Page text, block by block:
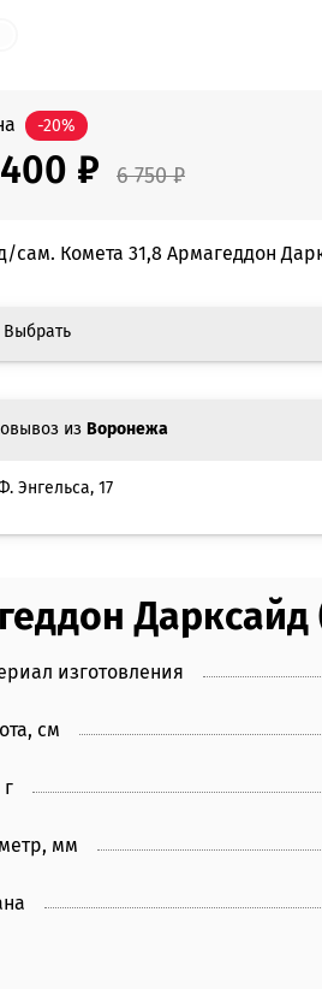
-20%
₽ 6 750 ₽
сам. Комета 31,8 Армагеддон
из Воронежа
Энгельса, 17
Выбрать
изготовления
см
мм